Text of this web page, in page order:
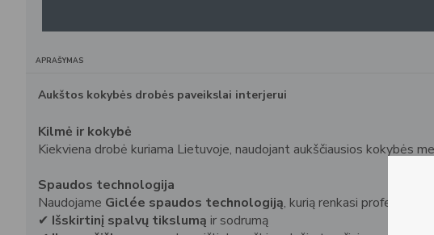
APRAŠYMAS
Aukštos kokybės drobės paveikslai interjerui
Kilmė ir kokybė
Kiekviena drobė kuriama Lietuvoje, naudojant aukščiausios kokybės
Spaudos technologija
Naudojame Giclée spaudos technologiją, kurią renkasi
✔ Išskirtinį spalvų tikslumą ir sodrumą